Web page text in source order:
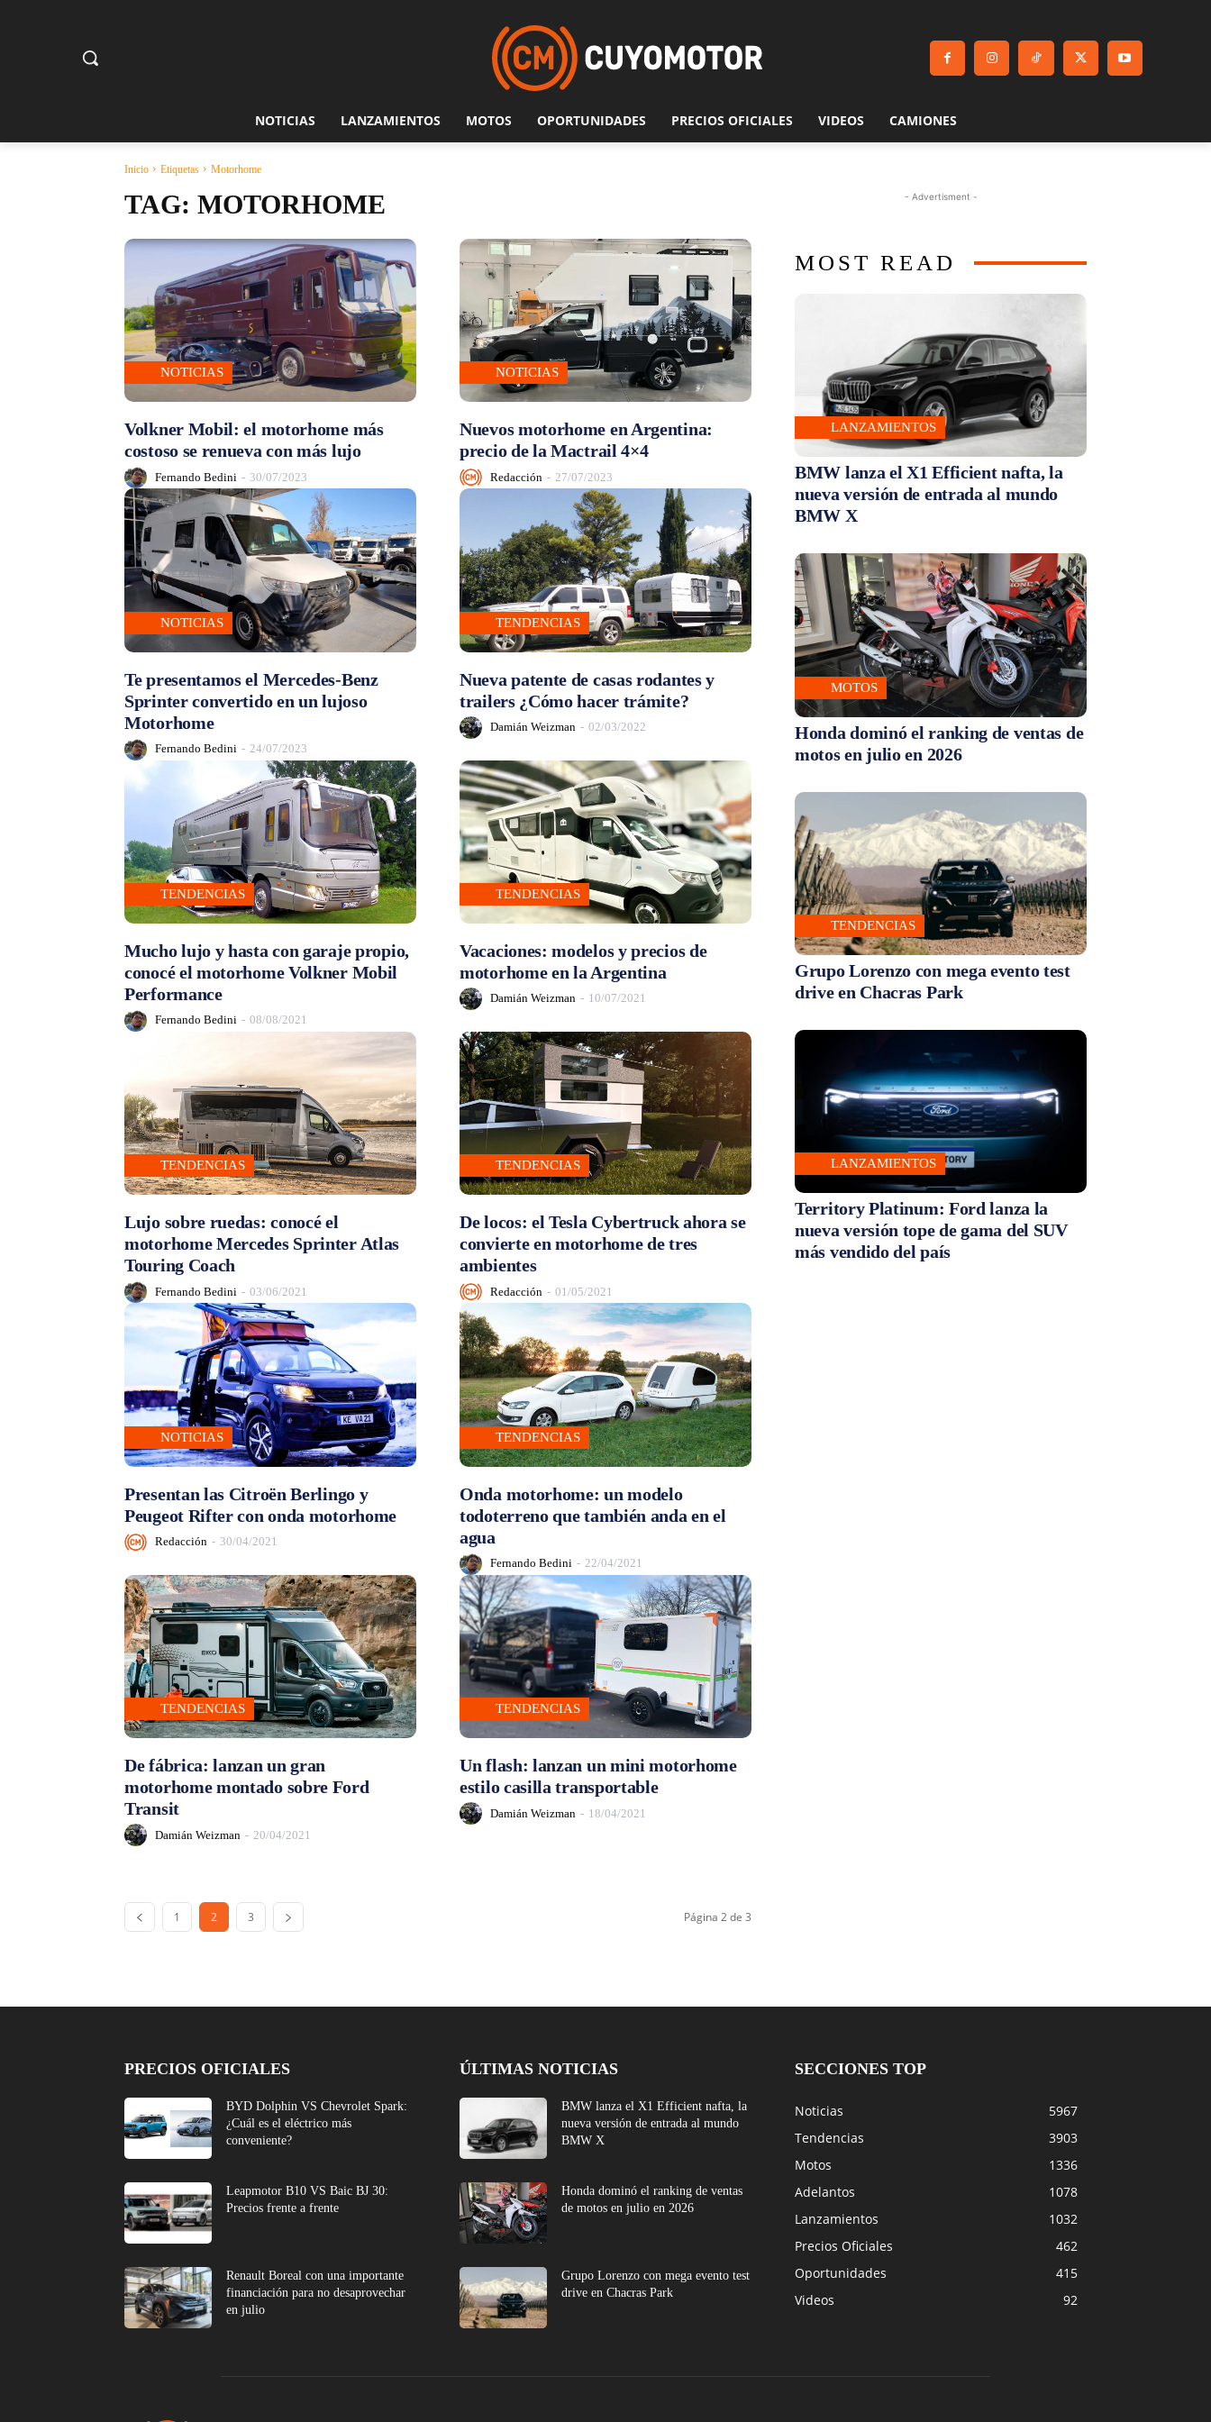
NOTICIAS LANZAMIENTOS MOTOS OPORTUNIDADES PRECIOS OFICIALES VIDEOS CAMIONES
Inicio Etiquetas Motorhome
TAG: MOTORHOME
NOTICIAS
Volkner Mobil: el motorhome más
costoso se renueva con más lujo
Fernando Bedini - 30/07/2023
NOTICIAS
Nuevos motorhome en Argentina:
precio de la Mactrail 4×4
Redacción - 27/07/2023
NOTICIAS
Te presentamos el Mercedes-Benz
Sprinter convertido en un lujoso
Motorhome
Fernando Bedini - 24/07/2023
TENDENCIAS
Nueva patente de casas rodantes y
trailers ¿Cómo hacer trámite?
Damián Weizman - 02/03/2022
TENDENCIAS
Mucho lujo y hasta con garaje propio,
conocé el motorhome Volkner Mobil
Performance
Fernando Bedini - 08/08/2021
TENDENCIAS
Vacaciones: modelos y precios de
motorhome en la Argentina
Damián Weizman - 10/07/2021
TENDENCIAS
Lujo sobre ruedas: conocé el
motorhome Mercedes Sprinter Atlas
Touring Coach
Fernando Bedini - 03/06/2021
TENDENCIAS
De locos: el Tesla Cybertruck ahora se
convierte en motorhome de tres
ambientes
Redacción - 01/05/2021
NOTICIAS
Presentan las Citroën Berlingo y
Peugeot Rifter con onda motorhome
Redacción - 30/04/2021
TENDENCIAS
Onda motorhome: un modelo
todoterreno que también anda en el
agua
Fernando Bedini - 22/04/2021
TENDENCIAS
De fábrica: lanzan un gran
motorhome montado sobre Ford
Transit
Damián Weizman - 20/04/2021
TENDENCIAS
Un flash: lanzan un mini motorhome
estilo casilla transportable
Damián Weizman - 18/04/2021
1 2 3 Página 2 de 3
- Advertisment -
MOST READ
LANZAMIENTOS
BMW lanza el X1 Efficient nafta, la
nueva versión de entrada al mundo
BMW X
MOTOS
Honda dominó el ranking de ventas de
motos en julio en 2026
TENDENCIAS
Grupo Lorenzo con mega evento test
drive en Chacras Park
LANZAMIENTOS
Territory Platinum: Ford lanza la
nueva versión tope de gama del SUV
más vendido del país
PRECIOS OFICIALES
BYD Dolphin VS Chevrolet Spark:
¿Cuál es el eléctrico más
conveniente?
Leapmotor B10 VS Baic BJ 30:
Precios frente a frente
Renault Boreal con una importante
financiación para no desaprovechar
en julio
ÚLTIMAS NOTICIAS
BMW lanza el X1 Efficient nafta, la
nueva versión de entrada al mundo
BMW X
Honda dominó el ranking de ventas
de motos en julio en 2026
Grupo Lorenzo con mega evento test
drive en Chacras Park
SECCIONES TOP
Noticias
5967
Tendencias
3903
Motos
1336
Adelantos
1078
Lanzamientos
1032
Precios Oficiales
462
Oportunidades
415
Videos
92